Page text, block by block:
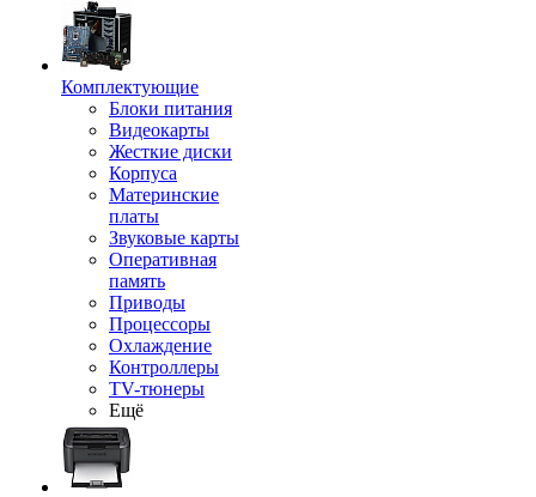
Комплектующие
Блоки питания
Видеокарты
Жесткие диски
Корпуса
Материнские
платы
Звуковые карты
Оперативная
память
Приводы
Процессоры
Охлаждение
Контроллеры
TV-тюнеры
Ещё